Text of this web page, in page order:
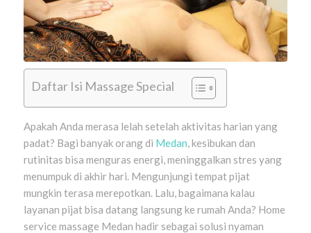
Daftar Isi Massage Special
Apakah Anda merasa lelah setelah aktivitas harian yang
padat? Bagi banyak orang di Medan, kesibukan dan
rutinitas bisa menguras energi, meninggalkan stres yang
menumpuk di akhir hari. Mengunjungi tempat pijat
mungkin terasa merepotkan. Lalu, bagaimana kalau
layanan pijat bisa datang langsung ke rumah Anda? Home
service massage Medan hadir sebagai solusi nyaman